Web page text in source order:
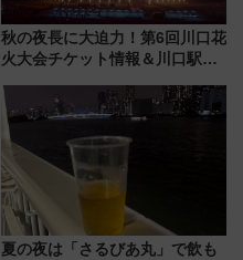
秋の夜長に大迫力！第6回川口花
火大会チケット情報＆川口駅か
夏の夜は「さるびあ丸」で飲も